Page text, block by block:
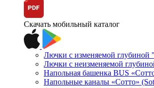
Скачать мобильный каталог
Лючки с изменяемой глубиной
Лючки с неизменяемой
Напольная башенка BUS
Напольные каналы «Сотто»